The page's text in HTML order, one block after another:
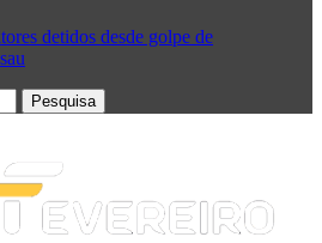
detidos desde golpe de